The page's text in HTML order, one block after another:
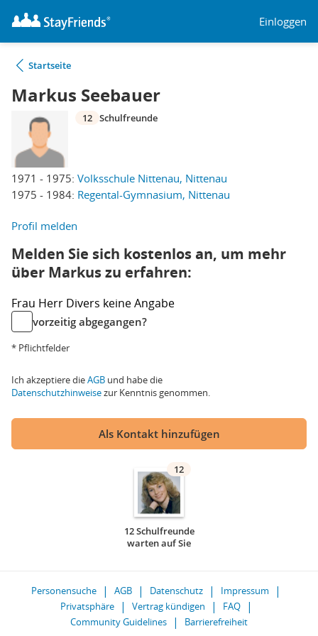
Einloggen
Startseite
Markus Seebauer
1971 - 1975: Volksschule Nittenau, Nittenau
1975 - 1984: Regental-Gymnasium, Nittenau
12 Schulfreunde
Profil melden
Melden Sie sich kostenlos an, um mehr
über Markus zu erfahren:
Frau Herr Divers keine Angabe
vorzeitig abgegangen?
* Pflichtfelder
Ich akzeptiere dieAGB und habe die
Datenschutzhinweisezur Kenntnis genommen.
Als Kontakt hinzufügen
12
12 Schulfreunde
warten auf Sie
Personensuche AGB Datenschutz
Impressum
Privatsphäre
Vertrag kündigen
FAQ
Community Guidelines
Barrierefreiheit